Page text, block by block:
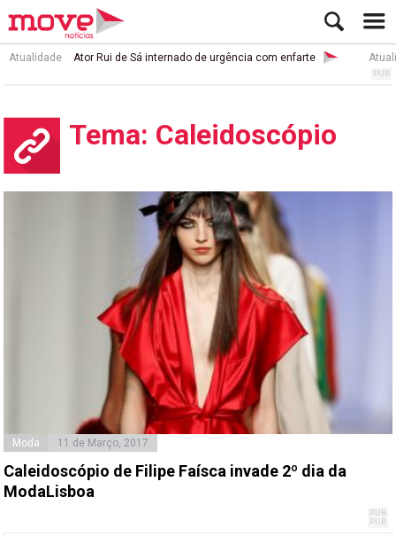
Atualidade Ator Rui de Sá internado de urgência com enfarte
Tema: Caleidoscópio
Moda 11 de Março, 2017
Caleidoscópio de Filipe Faísca invade 2º dia da
ModaLisboa